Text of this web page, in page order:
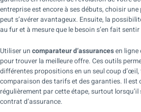
entreprise est encore à ses débuts, choisir
peut s’avérer avantageux. Ensuite, la
au fur et à mesure que le besoin s’en fait
Utiliser uncomparateur d’assurancesen ligne
pour trouver la meilleure offre. Ces outils
différentes propositions en un seul coup
comparaison des tarifs et des garanties. Il est
régulièrement par cette étape, surtout lorsqu’il
contrat d’assurance.